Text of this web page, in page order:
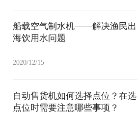
船载空气制水机——解决渔民出
海饮用水问题
2020/12/15
自动售货机如何选择点位？在选
点位时需要注意哪些事项？